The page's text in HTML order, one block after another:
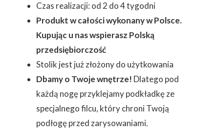
Czas realizacji: od 2 do 4 tygodni
Produkt w całości wykonany w Polsce.
Kupując u nas wspierasz Polską
przedsiębiorczość
Stolik jest już złożony do użytkowania
Dbamy o Twoje wnętrze! Dlatego pod
każdą nogę przyklejamy podkładkę ze
specjalnego filcu, który chroni Twoją
podłogę przed zarysowaniami.